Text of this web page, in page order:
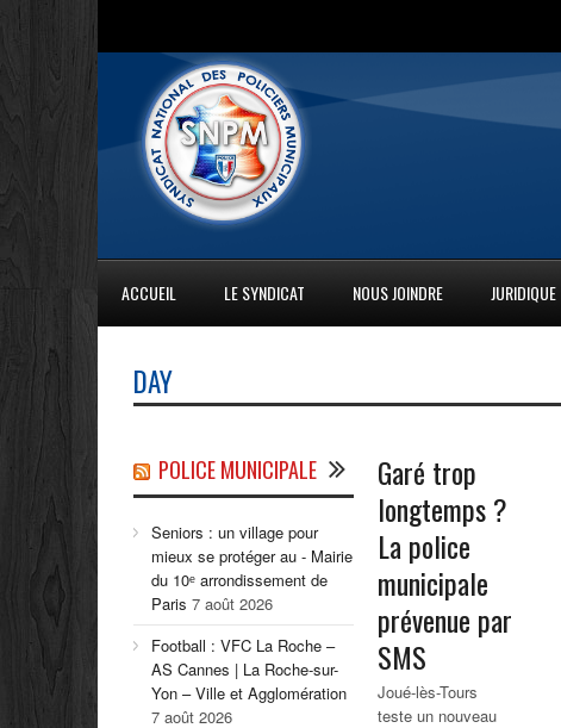
ACCUEIL LE SYNDICAT NOUS JOINDRE JURIDIQUE
DAY
Garé trop
longtemps ?
La police
municipale
prévenue par
SMS
Joué-lès-Tours
teste un nouveau
POLICE MUNICIPALE
Seniors : un village pour
mieux se protéger au - Mairie
du 10ᵉ arrondissement de
Paris 7 août 2026
Football : VFC La Roche –
AS Cannes | La Roche-sur-
Yon – Ville et Agglomération
7 août 2026